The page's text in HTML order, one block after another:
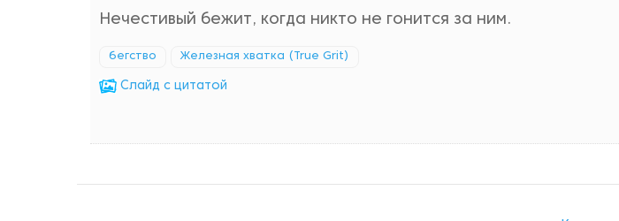
Нечестивый бежит, когда никто не гонится за ним.
бегство Железная хватка (True Grit)
Cлайд с цитатой